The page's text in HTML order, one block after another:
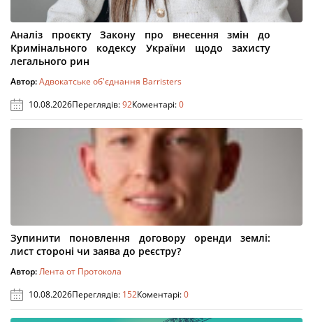
Аналіз проєкту Закону про внесення змін до
Кримінального кодексу України щодо захисту
легального рин
Автор:Адвокатське об'єднання Barristers
10.08.2026Переглядів:92Коментарі:0
Зупинити поновлення договору оренди землі:
лист стороні чи заява до реєстру?
Автор:Лента от Протокола
10.08.2026Переглядів: 152Коментарі:0